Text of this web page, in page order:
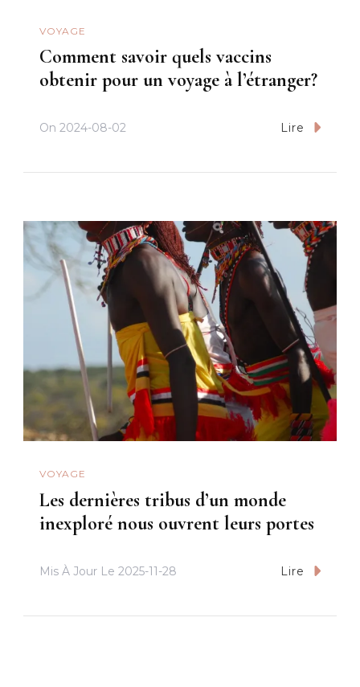
VOYAGE
Comment savoir quels vaccins
obtenir pour un voyage à l’étranger?
On 2024-08-02 Lire
VOYAGE
Les dernières tribus d’un monde
inexploré nous ouvrent leurs portes
Mis À Jour Le 2025-11-28 Lire